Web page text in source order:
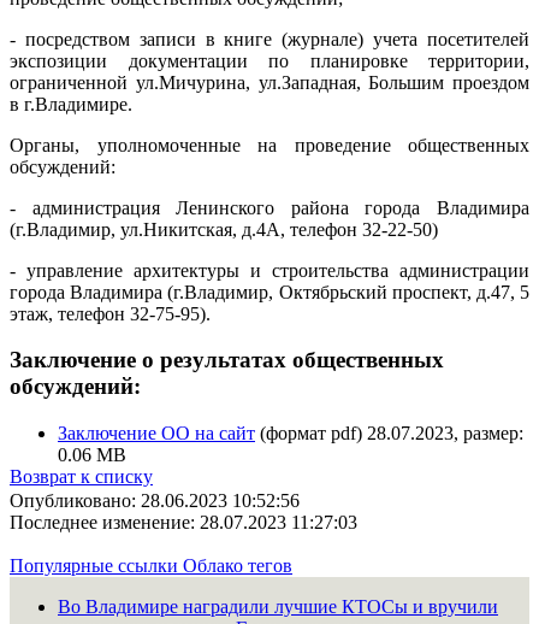
- посредством записи в книге (журнале) учета посетителей
экспозиции документации по планировке территории,
ограниченной ул.Мичурина, ул.Западная, Большим проездом
в г.Владимире.
Органы, уполномоченные на проведение общественных
обсуждений:
- администрация Ленинского района города Владимира
(г.Владимир, ул.Никитская, д.4А, телефон 32-22-50)
- управление архитектуры и строительства администрации
города Владимира (г.Владимир, Октябрьский проспект, д.47, 5
этаж, телефон 32-75-95).
Заключение о результатах общественных
обсуждений:
Заключение ОО на сайт (формат pdf) 28.07.2023, размер:
0.06 MB
Возврат к списку
Опубликовано: 28.06.2023 10:52:56
Последнее изменение: 28.07.2023 11:27:03
Популярные ссылки Облако тегов
Во Владимире наградили лучшие КТОСы и вручили